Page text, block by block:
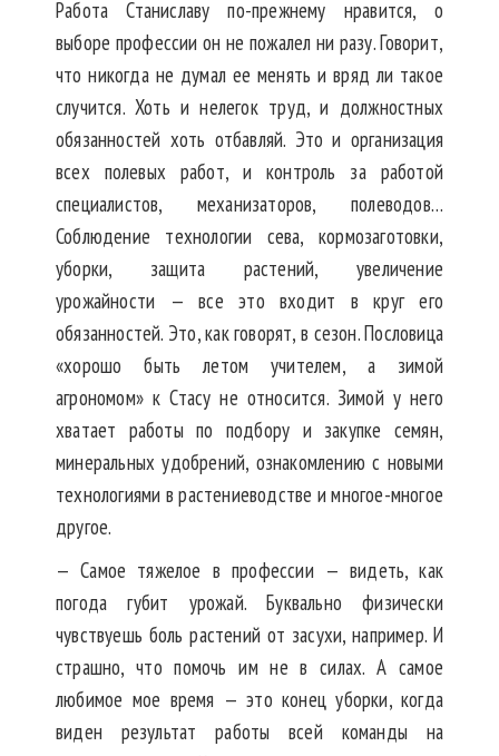
Работа Станиславу по-прежнему нравится, о
выборе профессии он не пожалел ни разу. Говорит,
что никогда не думал ее менять и вряд ли такое
случится. Хоть и нелегок труд, и должностных
обязанностей хоть отбавляй. Это и организация
всех полевых работ, и контроль за работой
специалистов, механизаторов, полеводов…
Соблюдение технологии сева, кормозаготовки,
уборки, защита растений, увеличение
урожайности — все это входит в круг его
обязанностей. Это, как говорят, в сезон. Пословица
«хорошо быть летом учителем, а зимой
агрономом» к Стасу не относится. Зимой у него
хватает работы по подбору и закупке семян,
минеральных удобрений, ознакомлению с новыми
технологиями в растениеводстве и многое-многое
другое.
— Самое тяжелое в профессии — видеть, как
погода губит урожай. Буквально физически
чувствуешь боль растений от засухи, например. И
страшно, что помочь им не в силах. А самое
любимое мое время — это конец уборки, когда
виден результат работы всей команды на